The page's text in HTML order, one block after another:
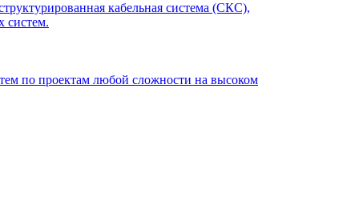
кабельная система (СКС),
систем.
по проектам любой сложности на высоком